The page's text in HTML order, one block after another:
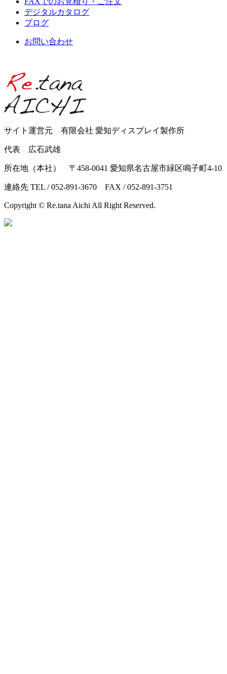
デジタルカタログ
ブログ
お問い合わせ
サイト運営元 有限会社 愛知ディスプレイ製作所
代表 広石武雄
所在地（本社） 〒458-0041 愛知県名古屋市緑区鳴子町4-10
連絡先 TEL / 052-891-3670 FAX / 052-891-3751
Copyright © Re.tana Aichi All Right Reserved.